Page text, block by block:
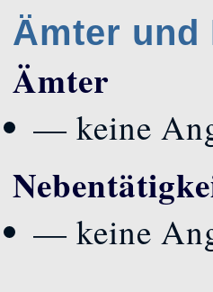
Ämter und
Ämter
— keine
— keine